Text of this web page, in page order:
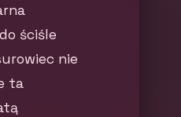
ściśle
nie
ta